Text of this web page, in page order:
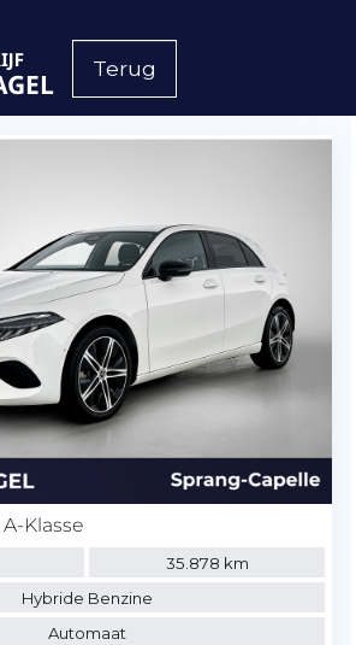
Terug
A-Klasse
35.878 km
Hybride Benzine
Automaat